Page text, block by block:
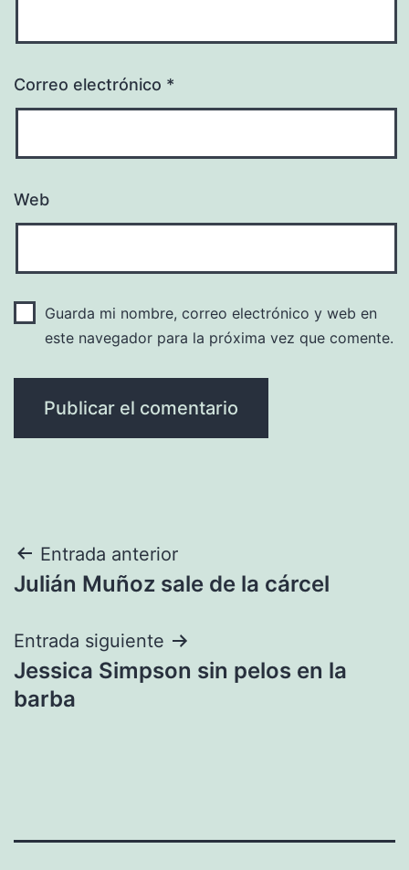
Correo electrónico *
Web
Guarda mi nombre, correo electrónico y web en
este navegador para la próxima vez que comente.
Navegación
de
entradas
Entrada anterior
Julián Muñoz sale de la cárcel
Entrada siguiente
Jessica Simpson sin pelos en la
barba